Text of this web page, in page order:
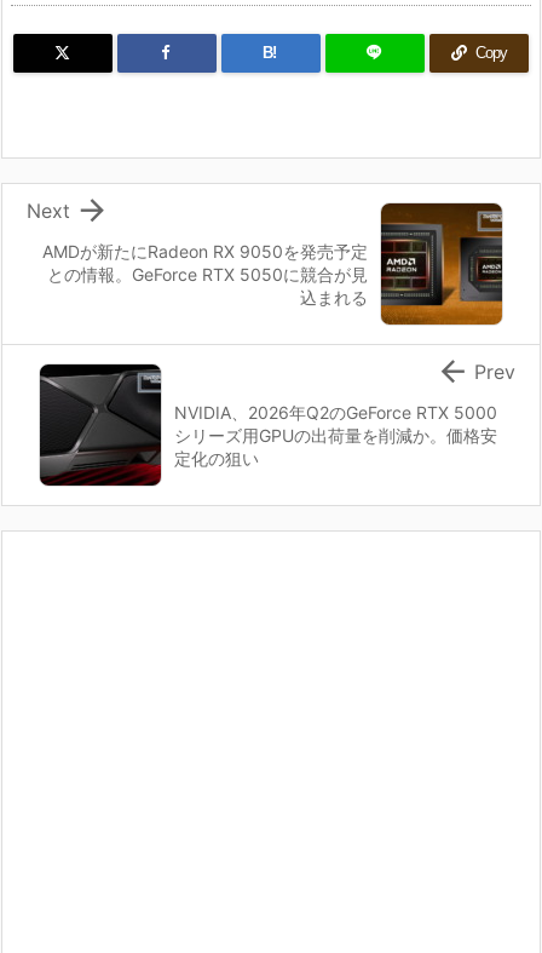
B! Copy
AMDが新たにRadeon RX 9050を発売予定
との情報。GeForce RTX 5050に競合が見
込まれる

Next
NVIDIA、2026年Q2のGeForce RTX 5000
シリーズ用GPUの出荷量を削減か。価格安
定化の狙い
 Prev